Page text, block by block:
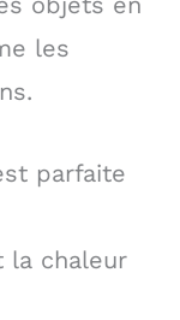
les
parfaite
la chaleur